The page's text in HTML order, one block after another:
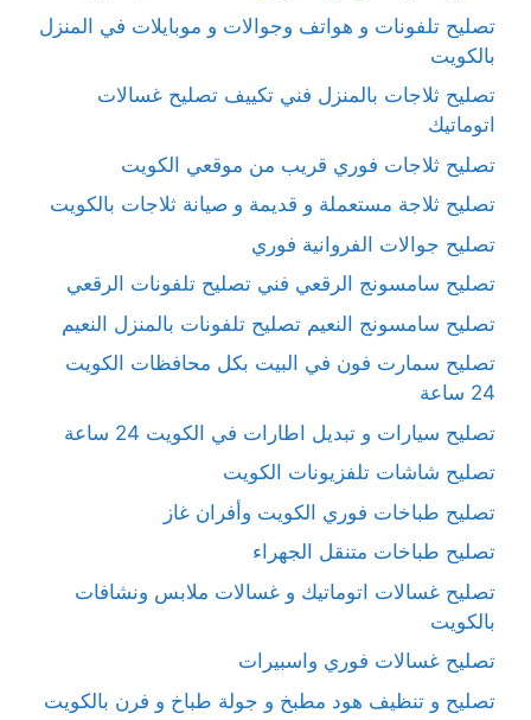
تصليح تلفونات و هواتف وجوالات و موبايلات في المنزل
بالكويت
تصليح ثلاجات بالمنزل فني تكييف تصليح غسالات
اتوماتيك
تصليح ثلاجات فوري قريب من موقعي الكويت
تصليح ثلاجة مستعملة و قديمة و صيانة ثلاجات بالكويت
تصليح جوالات الفروانية فوري
تصليح سامسونج الرقعي فني تصليح تلفونات الرقعي
تصليح سامسونج النعيم تصليح تلفونات بالمنزل النعيم
تصليح سمارت فون في البيت بكل محافظات الكويت
24 ساعة
تصليح سيارات و تبديل اطارات في الكويت 24 ساعة
تصليح شاشات تلفزيونات الكويت
تصليح طباخات فوري الكويت وأفران غاز
تصليح طباخات متنقل الجهراء
تصليح غسالات اتوماتيك و غسالات ملابس ونشافات
بالكويت
تصليح غسالات فوري واسبيرات
تصليح و تنظيف هود مطبخ و جولة طباخ و فرن بالكويت